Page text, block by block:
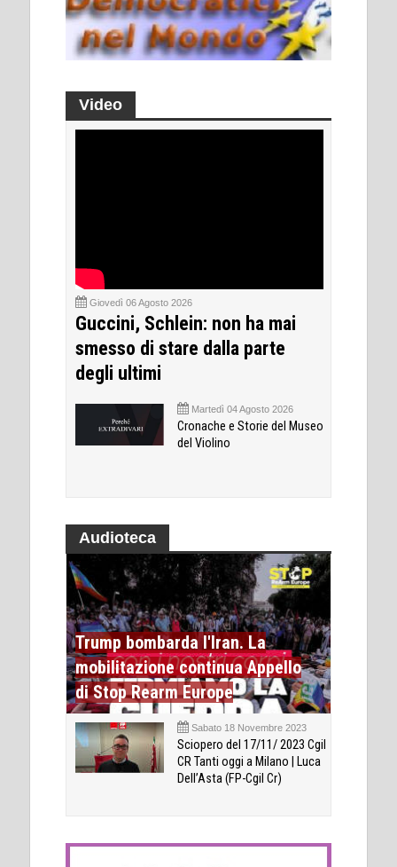
Video
Giovedì 06 Agosto 2026
Guccini, Schlein: non ha mai
smesso di stare dalla parte
degli ultimi
Martedì 04 Agosto 2026
Cronache e Storie del Museo
del Violino
Audioteca
Trump bombarda l'Iran. La
mobilitazione continua Appello
di Stop Rearm Europe
Sabato 18 Novembre 2023
Sciopero del 17/11/ 2023 Cgil
CR Tanti oggi a Milano | Luca
Dell’Asta (FP-Cgil Cr)